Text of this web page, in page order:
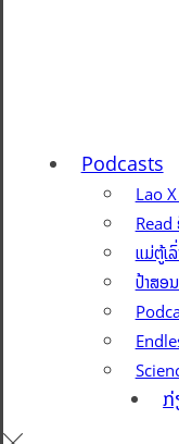
Podcasts
Lao
ແມ່ຕູ້ເ
ປ້າສອ
ກ່